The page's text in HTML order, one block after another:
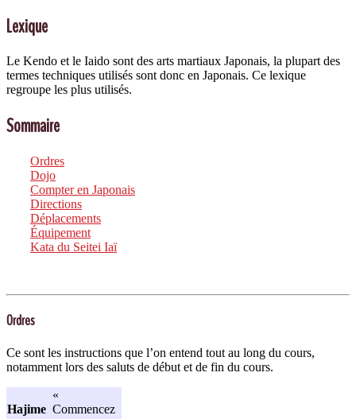
Lexique
Le Kendo et le Iaido sont des arts martiaux Japonais, la plupart des
termes techniques utilisés sont donc en Japonais. Ce lexique
regroupe les plus utilisés.
Sommaire
Ordres
Dojo
Compter en Japonais
Directions
Déplacements
Équipement
Kata du Seitei Iaï
Ordres
Ce sont les instructions que l’on entend tout au long du cours,
notamment lors des saluts de début et de fin du cours.
Hajime
«
Commencez